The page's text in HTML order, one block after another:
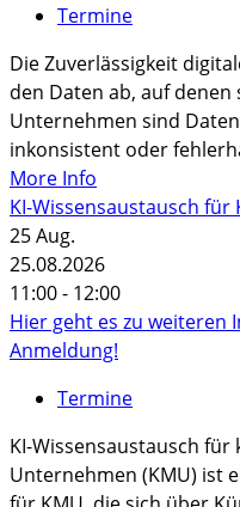
Termine
Die Zuverlässigkeit
den Daten ab, auf denen
Unternehmen sind
inkonsistent oder
More Info
KI-Wissensaustausch für
25Aug.
25.08.2026
11:00 - 12:00
Hier geht es zu
Anmeldung!
Termine
KI-Wissensaustausch
Unternehmen (KMU) ist